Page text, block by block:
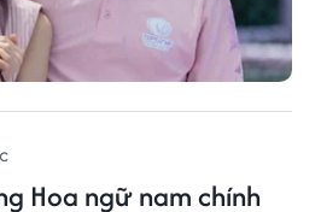
Hoa ngữ nam chính